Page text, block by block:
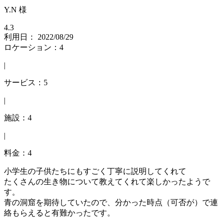
Y.N 様
4.3
利用日： 2022/08/29
ロケーション：4
|
サービス：5
|
施設：4
|
料金：4
小学生の子供たちにもすごく丁寧に説明してくれて
たくさんの生き物について教えてくれて楽しかったようで
す。
青の洞窟を期待していたので、分かった時点（可否が）で連
絡もらえると有難かったです。